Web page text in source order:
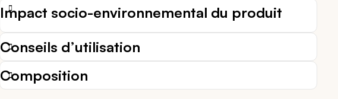
Impact socio-environnemental du produit
Conseils d’utilisation
Composition